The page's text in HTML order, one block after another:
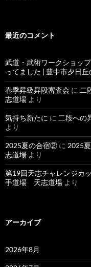
最近のコメント
武道・武術ワークショップ
ってました | 豊中市夕日
春季昇級昇段審査会 に 二
志道場 より
気持ち新たに に 二段への
より
2025夏の合宿② に 2025
志道場 より
第19回天志チャレンジカ
手道場 天志道場 より
アーカイブ
2026年8月